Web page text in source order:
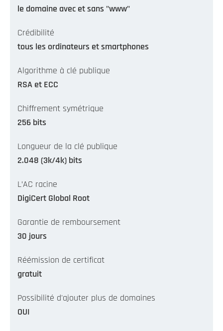
le domaine avec et sans "www"
Crédibilité
tous les ordinateurs et smartphones
Algorithme à clé publique
RSA et ECC
Chiffrement symétrique
256 bits
Longueur de la clé publique
2.048 (3k/4k) bits
L’AC racine
DigiCert Global Root
Garantie de remboursement
30 jours
Réémission de certificat
gratuit
Possibilité d'ajouter plus de domaines
OUI